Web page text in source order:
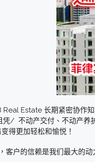
Estate 长期紧密协作
/ 不动产交付、不动产养
得更加轻松和愉悦！
客户的信赖是我们最大的动